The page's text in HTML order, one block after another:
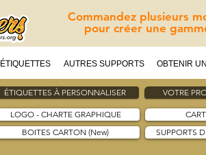
Commandez plusieurs
pour créer une
ÉTIQUETTES AUTRES SUPPORTS OBTENIR
ÉTIQUETTES À PERSONNALISER VOTRE
LOGO - CHARTE GRAPHIQUE
BOITES CARTON (New)
SUPPORTS